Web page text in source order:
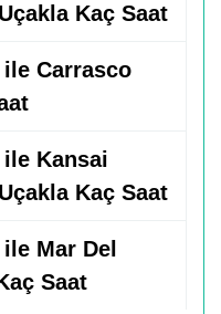
Kaç Saat
Carrasco
Kansai
Kaç Saat
Mar Del
Saat